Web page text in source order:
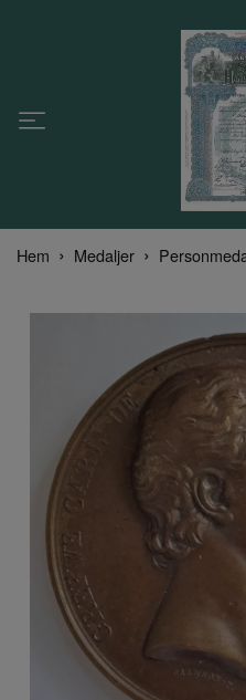
Hem Medaljer